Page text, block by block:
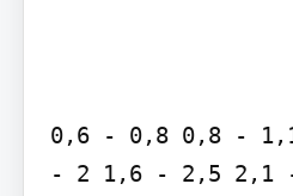
0,6 - 0,8 0,8 -
- 2 1,6 - 2,5 2,1